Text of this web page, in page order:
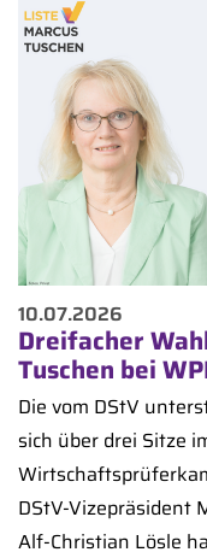
10.07.2026
Dreifacher
Tuschen bei
Die vom DStV
sich über drei Sitze
DStV-Vizepräsident
Alf-Christian Lösle